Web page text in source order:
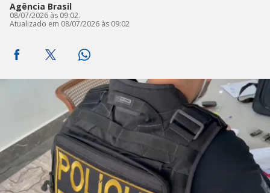
Agência Brasil
08/07/2026 às 09:02.
Atualizado em 08/07/2026 às 09:02